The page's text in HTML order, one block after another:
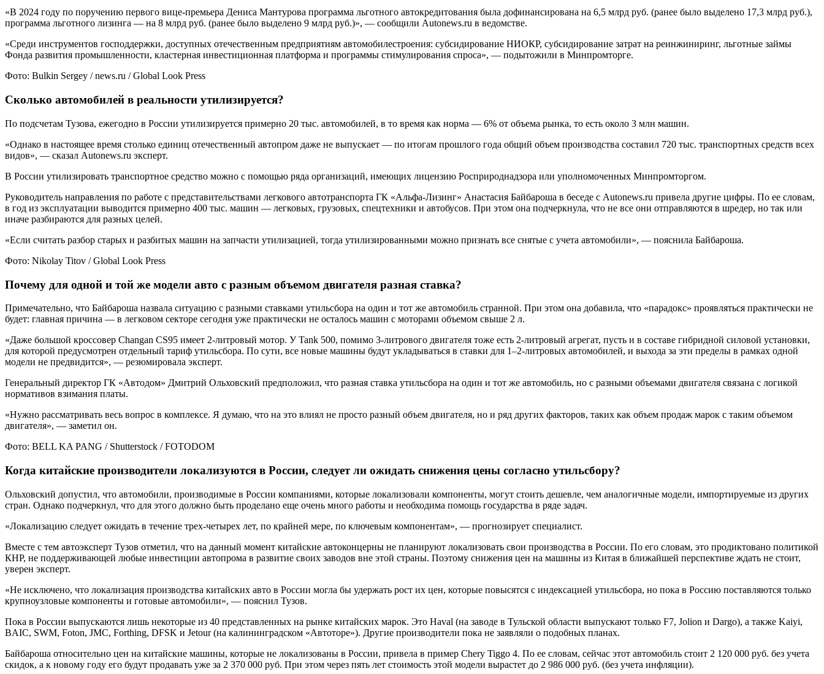
«В 2024 году по поручению первого вице-премьера Дениса Мантурова программа льготного автокредитования была дофинансирована на 6,5 млрд руб. (ранее было выделено 17,3 млрд руб.),
программа льготного лизинга — на 8 млрд руб. (ранее было выделено 9 млрд руб.)», — сообщили Autonews.ru в ведомстве.
«Среди инструментов господдержки, доступных отечественным предприятиям автомобилестроения: субсидирование НИОКР, субсидирование затрат на реинжиниринг, льготные займы
Фонда развития промышленности, кластерная инвестиционная платформа и программы стимулирования спроса», — подытожили в Минпромторге.
Фото: Bulkin Sergey / news.ru / Global Look Press
Сколько автомобилей в реальности утилизируется?
По подсчетам Тузова, ежегодно в России утилизируется примерно 20 тыс. автомобилей, в то время как норма — 6% от объема рынка, то есть около 3 млн машин.
«Однако в настоящее время столько единиц отечественный автопром даже не выпускает — по итогам прошлого года общий объем производства составил 720 тыс. транспортных средств всех
видов», — сказал Autonews.ru эксперт.
В России утилизировать транспортное средство можно с помощью ряда организаций, имеющих лицензию Росприроднадзора или уполномоченных Минпромторгом.
Руководитель направления по работе с представительствами легкового автотранспорта ГК «Альфа-Лизинг» Анастасия Байбароша в беседе с Autonews.ru привела другие цифры. По ее словам,
в год из эксплуатации выводится примерно 400 тыс. машин — легковых, грузовых, спецтехники и автобусов. При этом она подчеркнула, что не все они отправляются в шредер, но так или
иначе разбираются для разных целей.
«Если считать разбор старых и разбитых машин на запчасти утилизацией, тогда утилизированными можно признать все снятые с учета автомобили», — пояснила Байбароша.
Фото: Nikolay Titov / Global Look Press
Почему для одной и той же модели авто с разным объемом двигателя разная ставка?
Примечательно, что Байбароша назвала ситуацию с разными ставками утильсбора на один и тот же автомобиль странной. При этом она добавила, что «парадокс» проявляться практически не
будет: главная причина — в легковом секторе сегодня уже практически не осталось машин с моторами объемом свыше 2 л.
«Даже большой кроссовер Changan CS95 имеет 2-литровый мотор. У Tank 500, помимо 3-литрового двигателя тоже есть 2-литровый агрегат, пусть и в составе гибридной силовой установки,
для которой предусмотрен отдельный тариф утильсбора. По сути, все новые машины будут укладываться в ставки для 1–2-литровых автомобилей, и выхода за эти пределы в рамках одной
модели не предвидится», — резюмировала эксперт.
Генеральный директор ГК «Автодом» Дмитрий Ольховский предположил, что разная ставка утильсбора на один и тот же автомобиль, но с разными объемами двигателя связана с логикой
нормативов взимания платы.
«Нужно рассматривать весь вопрос в комплексе. Я думаю, что на это влиял не просто разный объем двигателя, но и ряд других факторов, таких как объем продаж марок с таким объемом
двигателя», — заметил он.
Фото: BELL KA PANG / Shutterstock / FOTODOM
Когда китайские производители локализуются в России, следует ли ожидать снижения цены согласно утильсбору?
Ольховский допустил, что автомобили, производимые в России компаниями, которые локализовали компоненты, могут стоить дешевле, чем аналогичные модели, импортируемые из других
стран. Однако подчеркнул, что для этого должно быть проделано еще очень много работы и необходима помощь государства в ряде задач.
«Локализацию следует ожидать в течение трех-четырех лет, по крайней мере, по ключевым компонентам», — прогнозирует специалист.
Вместе с тем автоэксперт Тузов отметил, что на данный момент китайские автоконцерны не планируют локализовать свои производства в России. По его словам, это продиктовано политикой
КНР, не поддерживающей любые инвестиции автопрома в развитие своих заводов вне этой страны. Поэтому снижения цен на машины из Китая в ближайшей перспективе ждать не стоит,
уверен эксперт.
«Не исключено, что локализация производства китайских авто в России могла бы удержать рост их цен, которые повысятся с индексацией утильсбора, но пока в Россию поставляются только
крупноузловые компоненты и готовые автомобили», — пояснил Тузов.
Пока в России выпускаются лишь некоторые из 40 представленных на рынке китайских марок. Это Haval (на заводе в Тульской области выпускают только F7, Jolion и Dargo), а также Kaiyi,
BAIC, SWM, Foton, JMC, Forthing, DFSK и Jetour (на калининградском «Автоторе»). Другие производители пока не заявляли о подобных планах.
Байбароша относительно цен на китайские машины, которые не локализованы в России, привела в пример Chery Tiggo 4. По ее словам, сейчас этот автомобиль стоит 2 120 000 руб. без учета
скидок, а к новому году его будут продавать уже за 2 370 000 руб. При этом через пять лет стоимость этой модели вырастет до 2 986 000 руб. (без учета инфляции).